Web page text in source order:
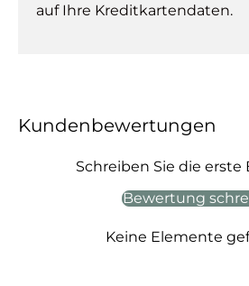
auf Ihre Kreditkartendaten.
Kundenbewertungen
Schreiben Sie die
Bewertung
Keine Elemente